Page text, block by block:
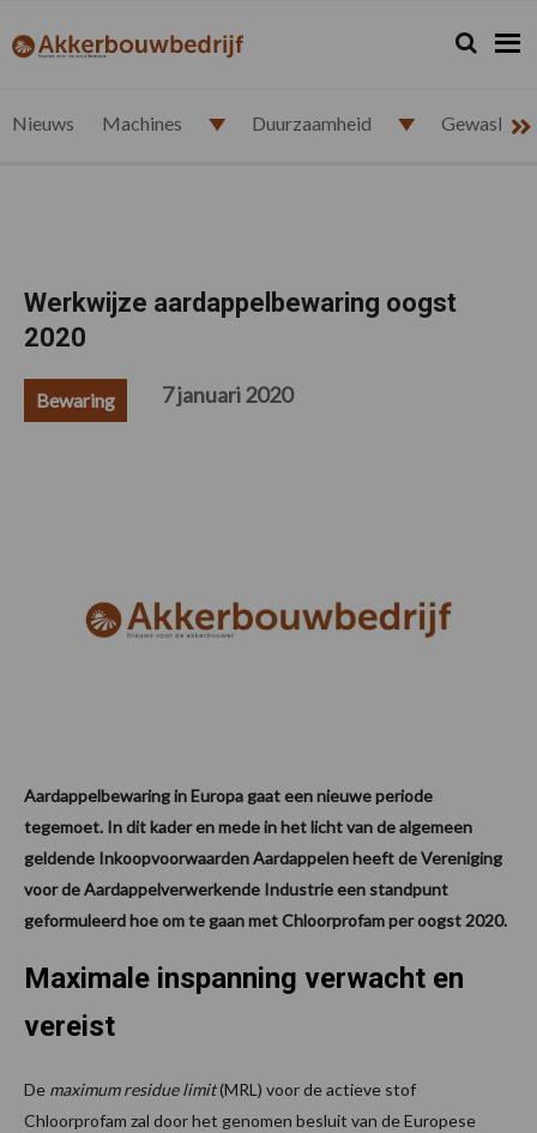
de
de
de
de
akkerbouwbedrijf.nl Zoeken...
Zoek
Nieuws Machines Duurzaamheid
Werkwijze aardappelbewaring oogst
2020
Bewaring 7 januari 2020
Aardappelbewaring in Europa gaat een nieuwe periode
tegemoet. In dit kader en mede in het licht van de algemeen
geldende Inkoopvoorwaarden Aardappelen heeft de Vereniging
voor de Aardappelverwerkende Industrie een standpunt
geformuleerd hoe om te gaan met Chloorprofam per oogst 2020.
Maximale inspanning verwacht en
vereist
De maximum residue limit(MRL) voor de actieve stof
Chloorprofam zal door het genomen besluit van de Europese